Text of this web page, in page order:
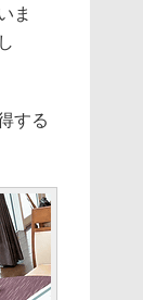
ま
する